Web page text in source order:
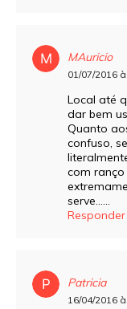
MAuricio
01/07/2016
Local até
dar bem
Quanto
confuso,
com
serve……
Responder
Patricia
16/04/2016